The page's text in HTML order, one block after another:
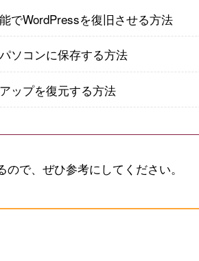
でWordPressを復旧させる方法
ソコンに保存する方法
ップを復元する方法
で、ぜひ参考にしてください。